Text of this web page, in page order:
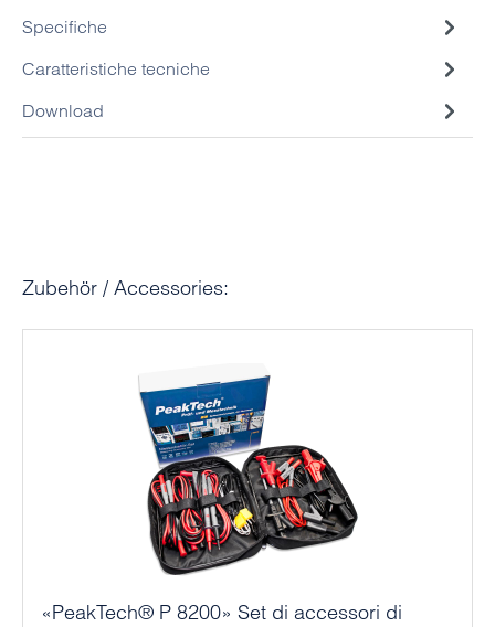
Specifiche
Caratteristiche tecniche
Download
Salta la galleria dei prodotti
Zubehör / Accessories:
«PeakTech® P 8200» Set di accessori di